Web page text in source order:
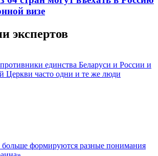
визе
экспертов
единства Беларуси и России и
Церкви часто одни и те же люди
больше формируются разные понимания